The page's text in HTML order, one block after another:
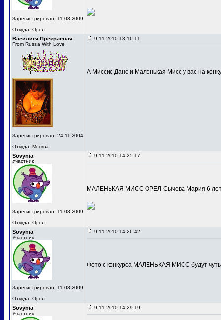
Зарегистрирован: 11.08.2009
Откуда: Орел
Василиса Прекрасная
From Russia With Love
Зарегистрирован: 24.11.2004
Откуда: Москва
9.11.2010 13:16:11
А Миссис Данс и Маленькая Мисс у вас на
Sovynia
Участник
Зарегистрирован: 11.08.2009
Откуда: Орел
9.11.2010 14:25:17
МАЛЕНЬКАЯ МИСС ОРЕЛ-Сычева Мария 6
Sovynia
Участник
Зарегистрирован: 11.08.2009
Откуда: Орел
9.11.2010 14:26:42
Фото с конкурса МАЛЕНЬКАЯ МИСС будут
Sovynia
Участник
9.11.2010 14:29:19